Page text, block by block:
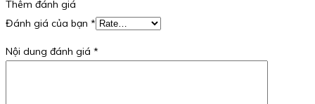
Thêm đánh giá
Đánh giá của bạn *
Nội dung đánh giá *